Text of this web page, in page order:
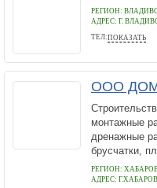
РЕГИОН:
АДРЕС: Г.
ТЕЛ:ПОКАЗАТЬ
(423) 2300-518
ООО
монтажные
дренажные
брусчатки,
РЕГИОН:
АДРЕС: